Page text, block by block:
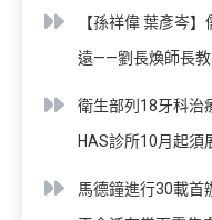
【孫祥偉 葉彥岑
遠——劉長煥師長教
衛生部列18牙科治
HAS診所10月起須
馬德鐘進行30載首